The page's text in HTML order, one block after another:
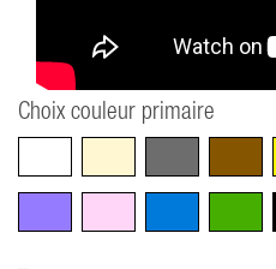
Choix couleur primaire